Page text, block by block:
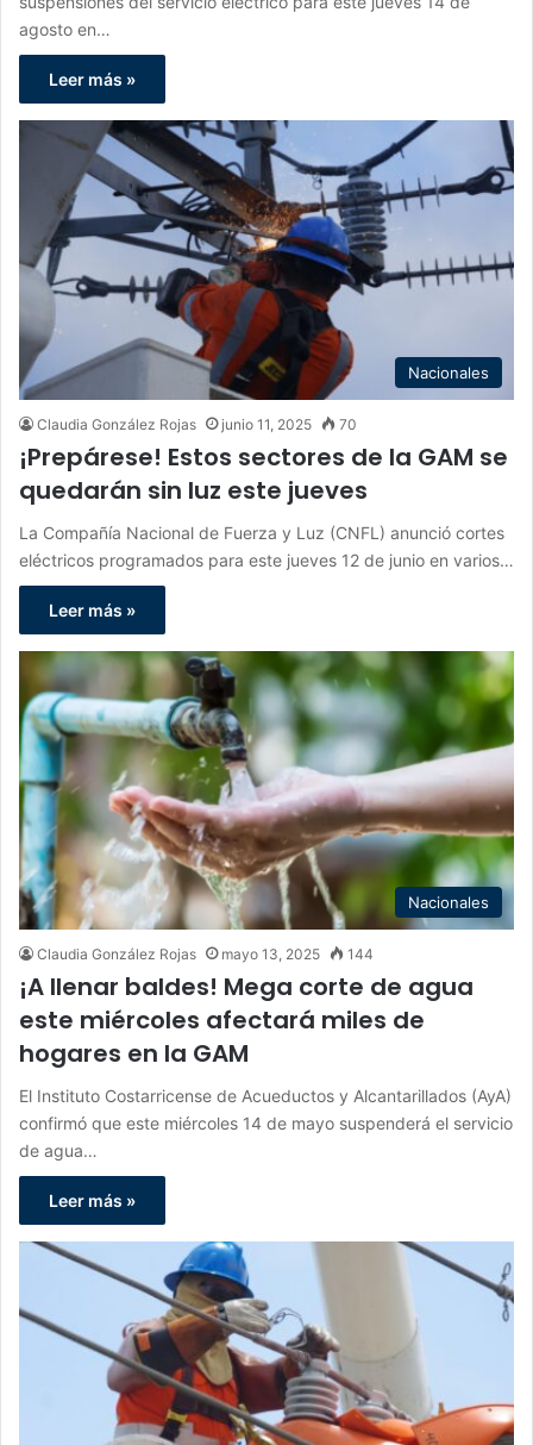
agosto en…
Leer más »
Nacionales
Claudia González Rojas junio 11, 2025 70
¡Prepárese! Estos sectores de la GAM se
quedarán sin luz este jueves
La Compañía Nacional de Fuerza y Luz (CNFL) anunció cortes
eléctricos programados para este jueves 12 de junio en varios…
Leer más »
Nacionales
Claudia González Rojas mayo 13, 2025 144
¡A llenar baldes! Mega corte de agua
este miércoles afectará miles de
hogares en la GAM
El Instituto Costarricense de Acueductos y Alcantarillados (AyA)
confirmó que este miércoles 14 de mayo suspenderá el servicio
de agua…
Leer más »